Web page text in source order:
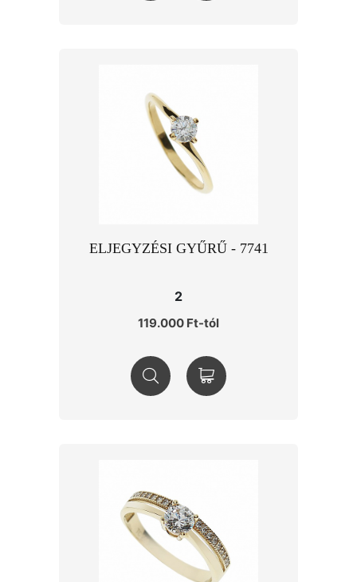
ELJEGYZÉSI GYŰRŰ - 7741
2
119.000 Ft-tól